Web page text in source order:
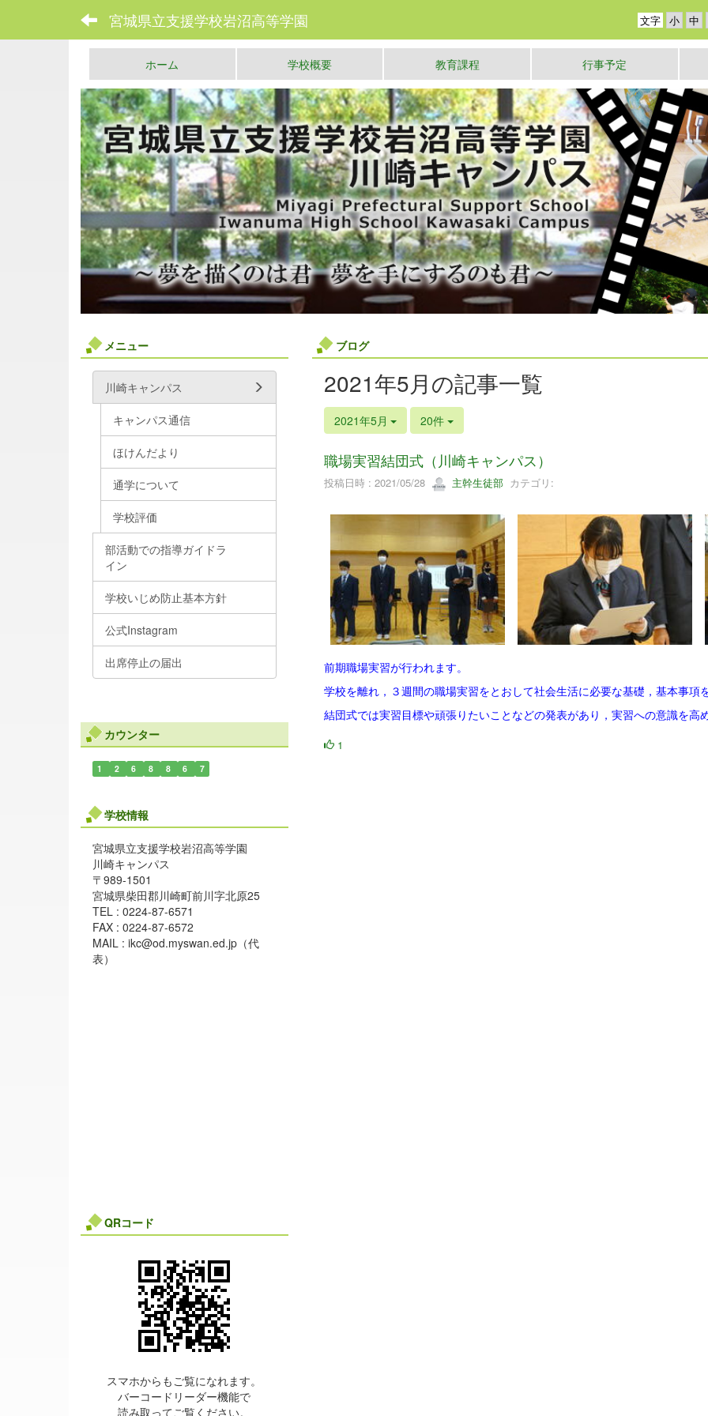
宮城県立支援学校岩沼高等学園 文字
ホーム 学校概要 教育課程 行事予定
ブログ
2021年5月の記事一覧
2021年5月 20件
職場実習結団式（川崎キャンパス）
投稿日時 : 2021/05/28 主幹生徒部カテゴリ:
前期職場実習が行われます。
学校を離れ，３週間の職場実習をとおして社会生活に必要な基礎，基本事項
結団式では実習目標や頑張りたいことなどの発表があり，実習への意識を高
1
メニュー
川崎キャンパス
キャンパス通信
ほけんだより
通学について
学校評価
部活動での指導ガイドラ
イン
学校いじめ防止基本方針
公式Instagram
出席停止の届出
カウンター
1 2 6 8 8 6 7
学校情報
宮城県立支援学校岩沼高等学園
川崎キャンパス
〒989-1501
宮城県柴田郡川崎町前川字北原25
TEL : 0224-87-6571
FAX : 0224-87-6572
MAIL : ikc@od.myswan.ed.jp（代
表）
QRコード
スマホからもご覧になれます。
バーコードリーダー機能で
読み取ってご覧ください。